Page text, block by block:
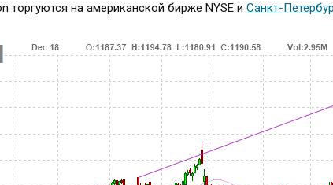
торгуются на американской бирже NYSE и Санкт-